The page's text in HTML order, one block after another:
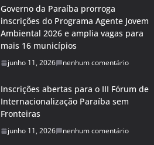
Governo da Paraíba prorroga
inscrições do Programa Agente Jovem
Ambiental 2026 e amplia vagas para
mais 16 municípios
junho 11, 2026 nenhum comentário
Inscrições abertas para o III Fórum de
Internacionalização Paraíba sem
Fronteiras
junho 11, 2026 nenhum comentário